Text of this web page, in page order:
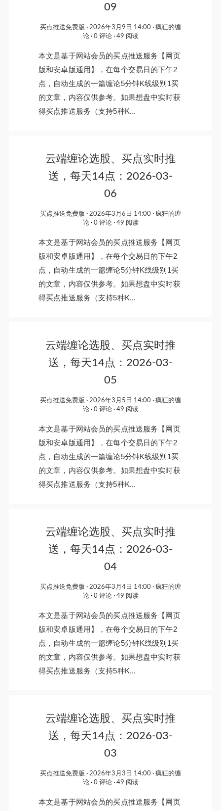
09
买点推送免费版 2026年3月9日 14:00
疯狂的缠
论
0 评论 49 阅读
本文是基于网站会员的买点推送服务【网页
版和安卓版通用】，在每个交易日的下午2
点，自动生成的一篇缠论5分钟K线级别1买
的文章，内容仅供参考。如果想盘中实时获
得买点推送服务（支持5种K...
云端缠论选股、买点实时推
送，每天14点：2026-03-
06
买点推送免费版 2026年3月6日 14:00
疯狂的缠
论
0 评论 49 阅读
本文是基于网站会员的买点推送服务【网页
版和安卓版通用】，在每个交易日的下午2
点，自动生成的一篇缠论5分钟K线级别1买
的文章，内容仅供参考。如果想盘中实时获
得买点推送服务（支持5种K...
云端缠论选股、买点实时推
送，每天14点：2026-03-
05
买点推送免费版 2026年3月5日 14:00
疯狂的缠
论
0 评论 49 阅读
本文是基于网站会员的买点推送服务【网页
版和安卓版通用】，在每个交易日的下午2
点，自动生成的一篇缠论5分钟K线级别1买
的文章，内容仅供参考。如果想盘中实时获
得买点推送服务（支持5种K...
云端缠论选股、买点实时推
送，每天14点：2026-03-
04
买点推送免费版 2026年3月4日 14:00
疯狂的缠
论
0 评论 49 阅读
本文是基于网站会员的买点推送服务【网页
版和安卓版通用】，在每个交易日的下午2
点，自动生成的一篇缠论5分钟K线级别1买
的文章，内容仅供参考。如果想盘中实时获
得买点推送服务（支持5种K...
云端缠论选股、买点实时推
送，每天14点：2026-03-
03
买点推送免费版 2026年3月3日 14:00
疯狂的缠
论
0 评论 49 阅读
本文是基于网站会员的买点推送服务【网页